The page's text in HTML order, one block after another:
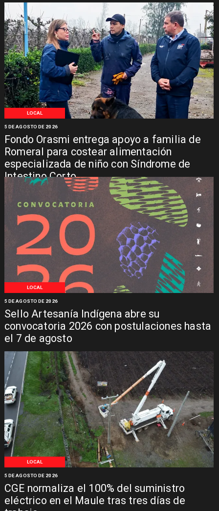
LOCAL
Fondo Orasmi entrega apoyo a familia de
Romeral para costear alimentación
especializada de niño con Síndrome de
Intestino Corto
5 DE AGOSTO DE 2026
LOCAL
Sello Artesanía Indígena abre su
convocatoria 2026 con postulaciones hasta
el 7 de agosto
5 DE AGOSTO DE 2026
LOCAL
CGE normaliza el 100% del suministro
eléctrico en el Maule tras tres días de
5 DE AGOSTO DE 2026